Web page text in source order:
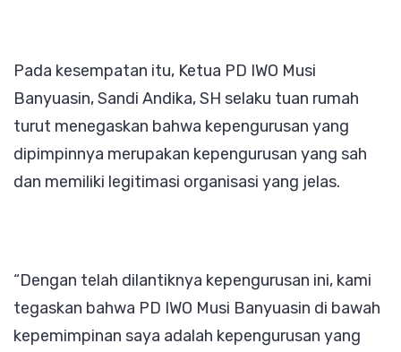
Pada kesempatan itu, Ketua PD IWO Musi
Banyuasin, Sandi Andika, SH selaku tuan rumah
turut menegaskan bahwa kepengurusan yang
dipimpinnya merupakan kepengurusan yang sah
dan memiliki legitimasi organisasi yang jelas.
“Dengan telah dilantiknya kepengurusan ini, kami
tegaskan bahwa PD IWO Musi Banyuasin di bawah
kepemimpinan saya adalah kepengurusan yang